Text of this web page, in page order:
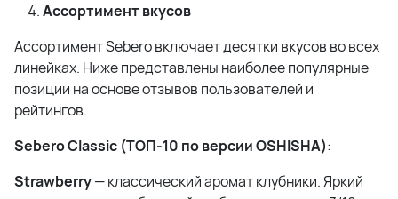
Ассортимент вкусов
Ассортимент Sebero включает десятки вкусов во всех
линейках. Ниже представлены наиболее популярные
позиции на основе отзывов пользователей и
рейтингов.
Sebero Classic (ТОП-10 поверсииOSHISHA):
Strawberry— классический аромат клубники. Яркий